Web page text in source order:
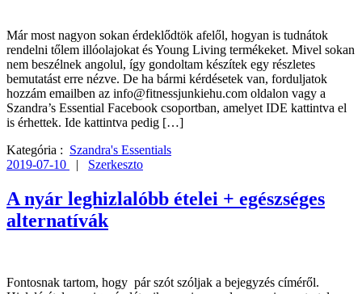
Már most nagyon sokan érdeklődtök afelől, hogyan is tudnátok
rendelni tőlem illóolajokat és Young Living termékeket. Mivel sokan
nem beszélnek angolul, így gondoltam készítek egy részletes
bemutatást erre nézve. De ha bármi kérdésetek van, forduljatok
hozzám emailben az info@fitnessjunkiehu.com oldalon vagy a
Szandra’s Essential Facebook csoportban, amelyet IDE kattintva el
is érhettek. Ide kattintva pedig […]
Kategória : Szandra's Essentials
2019-07-10
| Szerkeszto
A nyár leghizlalóbb ételei + egészséges
alternatívák
Fontosnak tartom, hogy pár szót szóljak a bejegyzés címéről.